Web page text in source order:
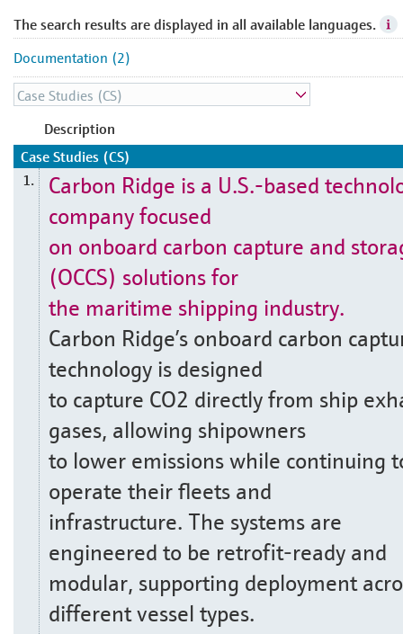
The search results are displayed in all available languages.
Documentation (2)
Description
Case Studies (CS)
1.
Carbon Ridge is a U.S.-based
company focused
on onboard carbon capture and
(OCCS) solutions for
the maritime shipping industry.
Carbon Ridge’s onboard carbon
technology is designed
to capture CO2 directly from ship
gases, allowing shipowners
to lower emissions while continuing
operate their fleets and
infrastructure. The systems are
engineered to be retrofit‑ready and
modular, supporting deployment
different vessel types.